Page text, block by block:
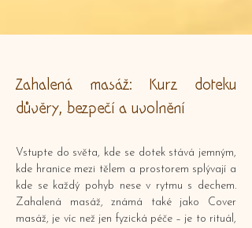
Zahalená masáž: Kurz doteku
důvěry, bezpečí a uvolnění
Vstupte do světa, kde se dotek stává jemným,
kde hranice mezi tělem a prostorem splývají a
kde se každý pohyb nese v rytmu s dechem.
Zahalená masáž, známá také jako Cover
masáž, je víc než jen fyzická péče – je to rituál,